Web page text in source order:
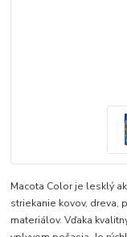
Macota Color je lesklý
striekanie kovov, dreva,
materiálov. Vďaka